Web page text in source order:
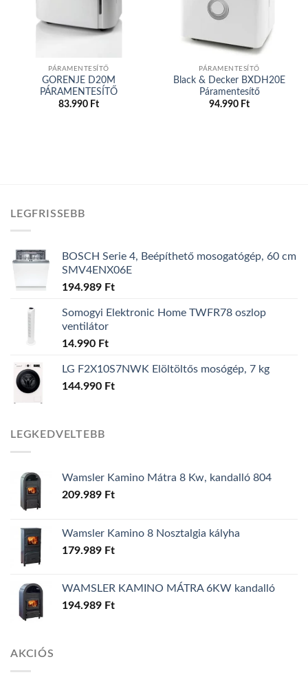
PÁRAMENTESÍTŐ
GORENJE D20M
PÁRAMENTESÍTŐ
83.990 Ft
Elfogyott
PÁRAMENTESÍTŐ
Black & Decker BXDH20E
Páramentesítő
94.990 Ft
LEGFRISSEBB
BOSCH Serie 4, Beépíthető mosogatógép, 60 cm
SMV4ENX06E
194.989 Ft
Somogyi Elektronic Home TWFR78 oszlop
ventilátor
14.990 Ft
LG F2X10S7NWK Elöltöltős mosógép, 7 kg
144.990 Ft
LEGKEDVELTEBB
Wamsler Kamino Mátra 8 Kw, kandalló 804
209.989 Ft
Wamsler Kamino 8 Nosztalgia kályha
179.989 Ft
WAMSLER KAMINO MÁTRA 6KW kandalló
194.989 Ft
AKCIÓS